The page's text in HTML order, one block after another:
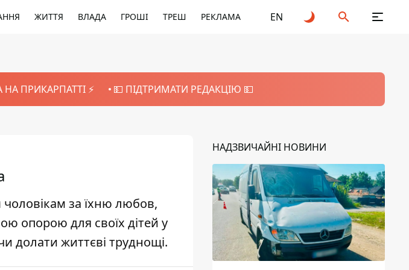
ЖИТТЯ ВЛАДА ГРОШІ ТРЕШ РЕКЛАМА EN
ПРИКАРПАТТІ ⚡️ 💵 ПІДТРИМАТИ РЕДАКЦІЮ 💵
за їхню любов,
опорою для своїх дітей у
долати життєві труднощі.
НАДЗВИЧАЙНІ НОВИНИ